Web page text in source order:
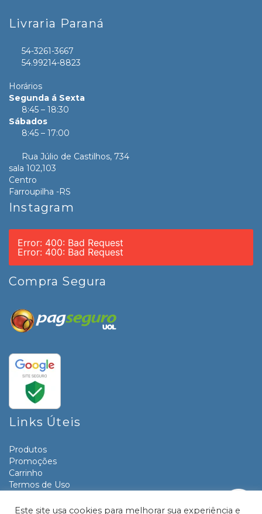
Livraria Paraná
54-3261-3667
54.99214-8823
Horários
Segunda á Sexta
8:45 – 18:30
Sábados
8:45 – 17:00
Rua Júlio de Castilhos, 734
sala 102,103
Centro
Farroupilha -RS
Instagram
Error: 400: Bad Request
Error: 400: Bad Request
Compra Segura
Links Úteis
Produtos
Promoções
Carrinho
Termos de Uso
Contato
Este site usa cookies para melhorar sua experiência e